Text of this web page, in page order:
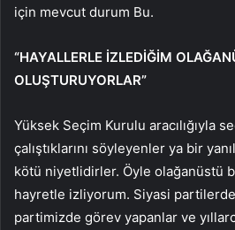
için mevcut durum Bu.
“HAYALLERLE İZLEDİĞİM
OLUŞTURUYORLAR”
Yüksek Seçim Kurulu aracılığıyla
çalıştıklarını söyleyenler ya bir
kötü niyetlidirler. Öyle olağanüstü
hayretle izliyorum. Siyasi
partimizde görev yapanlar ve